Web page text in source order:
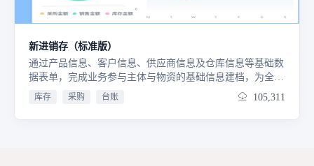
新进销存（标准版）
通过产品信息、客户信息、供应商信息及仓库信息等基础数
据表单，完成业务参与主体与物资的基础信息建档，为全流
程业务开展提供数据底座，保障业务对象信息的准确性与完
整性。采购付款：采购发票表单，实现采购环节资金支出与
库存 采购 台账 105,311